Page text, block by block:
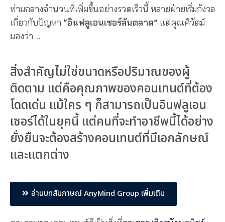
ท่ามกลางจำนวนที่เพิ่มขึ้นอย่างรวดเร็วนี้ หลายฝ่ายเริ่มกังวล
เกี่ยวกับปัญหา “อินฟลูเอนเซอร์ล้นตลาด” แต่คุณศิวัตม์
มองว่า …
สิ่งสำคัญไม่ใช่ขนาดหรือปริมาณของผู้
ติดตาม แต่คือคุณภาพของคอนเทนต์ที่ต้อง
โดดเด่น แม้ใคร ๆ ก็สามารถเป็นอินฟลูเอน
เซอร์ได้ในยุคนี้ แต่คนที่จะทำอาชีพนี้ได้อย่าง
ยั่งยืนจะต้องสร้างคอนเทนต์ที่มีเอกลักษณ์
และแตกต่าง
อ่านบทสัมภาษณ์ AnyMind Group เพิ่มเติม